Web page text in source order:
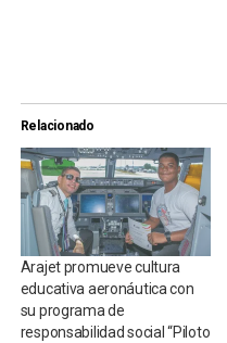
Relacionado
Arajet promueve cultura
educativa aeronáutica con
su programa de
responsabilidad social “Piloto